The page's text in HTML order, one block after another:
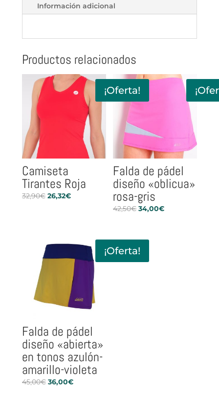
Información adicional
Productos relacionados
¡Oferta!
Camiseta
Tirantes Roja
32,90€ El
26,32€El
Falda de pádel
diseño «oblicua»
rosa-gris
42,50€ El
era:
42,50€.
34,00€El
¡Oferta!
Falda de pádel
diseño «abierta»
en tonos azulón-
amarillo-violeta
45,00€ El
36,00€El